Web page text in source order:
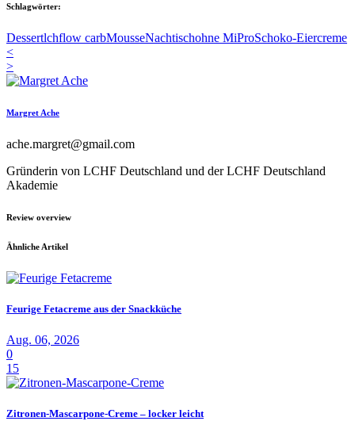
Schlagwörter:
Dessertlchflow carbMousseNachtischohne MiProSchoko-Eiercreme
<
>
Margret Ache
ache.margret@gmail.com
Gründerin von LCHF Deutschland und der LCHF Deutschland
Akademie
Review overview
Ähnliche Artikel
Feurige Fetacreme aus der Snackküche
Aug. 06, 2026
0
15
Zitronen-Mascarpone-Creme – locker leicht